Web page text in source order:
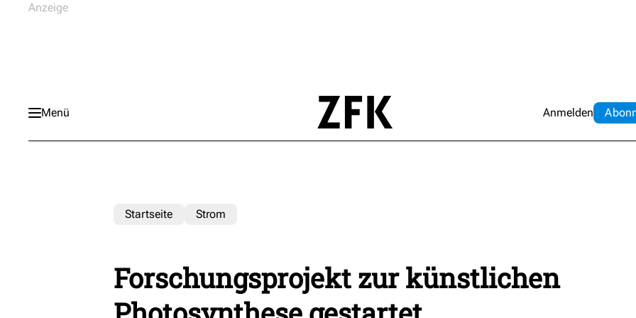
Menü Anmelden Abo
Startseite Strom
Forschungsprojekt zur künstlichen